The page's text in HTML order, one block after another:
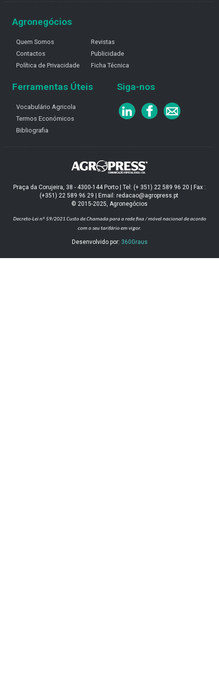
Agronegócios
Quem Somos
Contactos
Política de Privacidade
Revistas
Publicidade
Ficha Técnica
Ferramentas Úteis
Vocabulário Agricola
Termos Económicos
Bibliografia
Siga-nos
Praça da Corujeira, 38 - 4300-144 Porto | Tel: (+ 351) 22 589 96 20 | Fax :
(+351) 22 589 96 29 | Email: redacao@agropress.pt
© 2015-2025, Agronegócios
Decreto-Lei nº 59/2021 Custo de Chamada para a rede fixa / móvel nacional de acordo
com o seu tarifário em vigor.
Desenvolvido por: 360Graus